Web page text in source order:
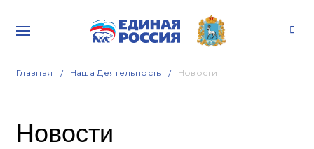
Главная Наша Деятельность Новости
Новости